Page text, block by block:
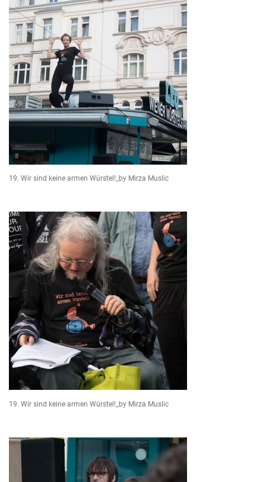
19. Wir sind keine armen Würstel!_by Mirza Muslic
19. Wir sind keine armen Würstel!_by Mirza Muslic